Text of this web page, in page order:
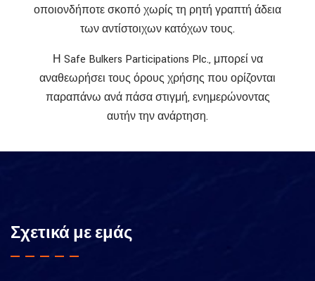
οποιονδήποτε σκοπό χωρίς τη ρητή γραπτή άδεια
των αντίστοιχων κατόχων τους.
Η Safe Bulkers Participations Plc., μπορεί να
αναθεωρήσει τους όρους χρήσης που ορίζονται
παραπάνω ανά πάσα στιγμή, ενημερώνοντας
αυτήν την ανάρτηση.
Σχετικά με εμάς